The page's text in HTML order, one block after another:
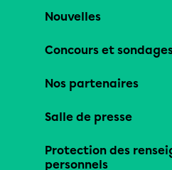
Nouvelles
Concours et
Nos partenaires
Salle de presse
Protection des
personnels